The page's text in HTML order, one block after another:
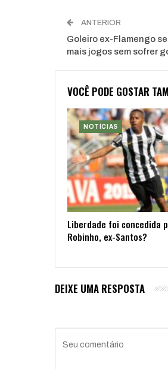
ANTERIOR
Goleiro ex-Flamengo
mais jogos sem sofrer
VOCÊ PODE GOSTAR
NOTÍCIAS
Liberdade foi concedida
Robinho, ex-Santos?
DEIXE UMA RESPOSTA